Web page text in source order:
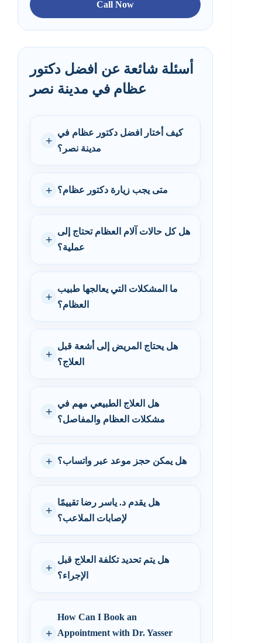
Call Now
أسئلة شائعة عن افضل دكتور
عظام في مدينة نصر
كيف أختار افضل دكتور عظام في
مدينة نصر؟
متى يجب زيارة دكتور عظام؟
هل كل حالات آلام العظام تحتاج إلى
عملية؟
ما المشكلات التي يعالجها طبيب
العظام؟
هل يحتاج المريض إلى أشعة قبل
العلاج؟
هل العلاج الطبيعي مهم في
مشكلات العظام والمفاصل؟
هل يمكن حجز موعد عبر واتساب؟
هل يقدم د. ياسر رضا تقييمًا
لإصابات الملاعب؟
هل يتم تحديد تكلفة العلاج قبل
الإجراء؟
How Can I Book an
Appointment with Dr. Yasser